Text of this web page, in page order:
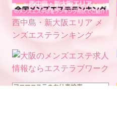
西中島・新大阪エリア メ
ンズエステランキング